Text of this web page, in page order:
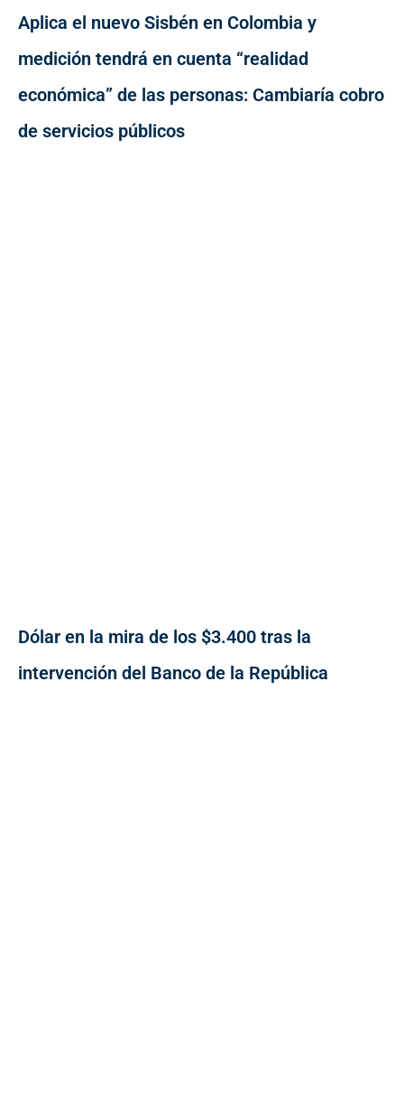
Aplica el nuevo Sisbén en Colombia y
medición tendrá en cuenta “realidad
económica” de las personas: Cambiaría cobro
de servicios públicos
Dólar en la mira de los $3.400 tras la
intervención del Banco de la República